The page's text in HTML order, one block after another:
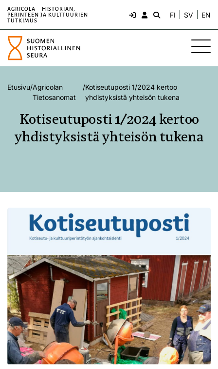
AGRICOLA – HISTORIAN,
PERINTEEN JA KULTTUURIEN
TUTKIMUS
FI SV EN
Etusivu/Agricolan
Tietosanomat
/Kotiseutuposti 1/2024 kertoo
yhdistyksistä yhteisön tukena
Kotiseutuposti 1/2024 kertoo
yhdistyksistä yhteisön tukena